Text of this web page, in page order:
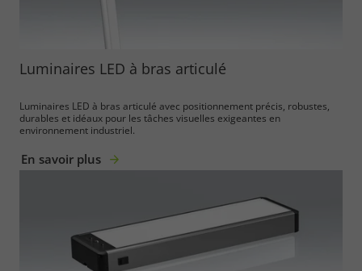
Luminaires LED à bras articulé
Luminaires LED à bras articulé avec positionnement précis, robustes,
durables et idéaux pour les tâches visuelles exigeantes en
environnement industriel.
En savoir plus